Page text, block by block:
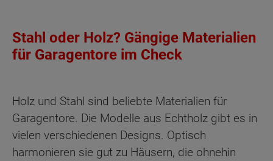
Stahl oder Holz? Gängige Materialien
für Garagentore im Check
Holz und Stahl sind beliebte Materialien für
Garagentore. Die Modelle aus Echtholz gibt es in
vielen verschiedenen Designs. Optisch
harmonieren sie gut zu Häusern, die ohnehin